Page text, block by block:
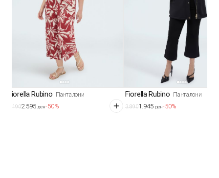
Fiorella Rubino Панталони
5.1902.595 ден-50%
Fiorella Rubino Панталони
3.8901.945 ден-50%